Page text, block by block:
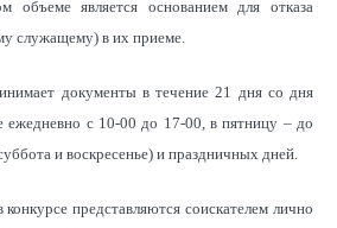
объеме является основанием для отказа
служащему) в их приеме.
документы в течение 21 дня со дня
ежедневно с 10-00 до 17-00, в пятницу – до
и воскресенье) и праздничных дней.
представляются соискателем лично